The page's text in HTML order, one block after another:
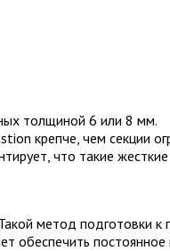
толщиной 6 или 8 мм.
крепче, чем секции
что такие
метод подготовки к
обеспечить